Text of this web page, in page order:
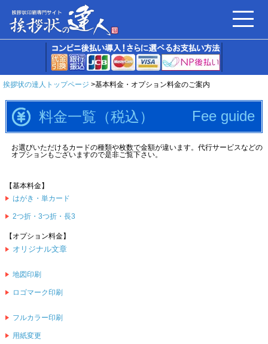
挨拶状の達人トップページ 基本料金・オプション料金のご案内
料金一覧（税込） Fee guide
お選びいただけるカードの種類や枚数で金額が違います。代行サービスなどの
オプションもございますので是非ご覧下さい。
【基本料金】
はがき・単カード
2つ折・3つ折・長3
【オプション料金】
オリジナル文章
地図印刷
ロゴマーク印刷
フルカラー印刷
用紙変更